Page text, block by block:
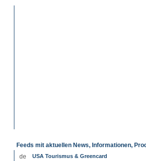
Feeds mit aktuellen News, Informationen,
USA Tourismus & Greencard